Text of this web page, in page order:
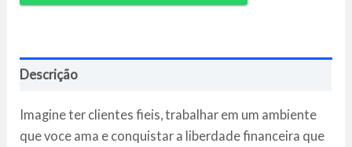
Descrição
Imagine ter clientes fieis, trabalhar em um ambiente
que voce ama e conquistar a liberdade financeira que